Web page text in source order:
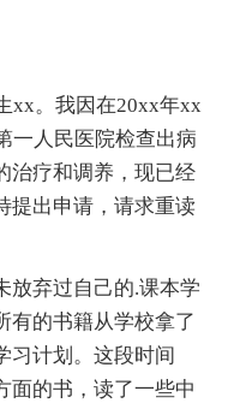
。我因在20xx年xx
一人民医院检查出病
治疗和调养，现已经
提出申请，请求重读
弃过自己的.课本学
有的书籍从学校拿了
习计划。这段时间
面的书，读了一些中